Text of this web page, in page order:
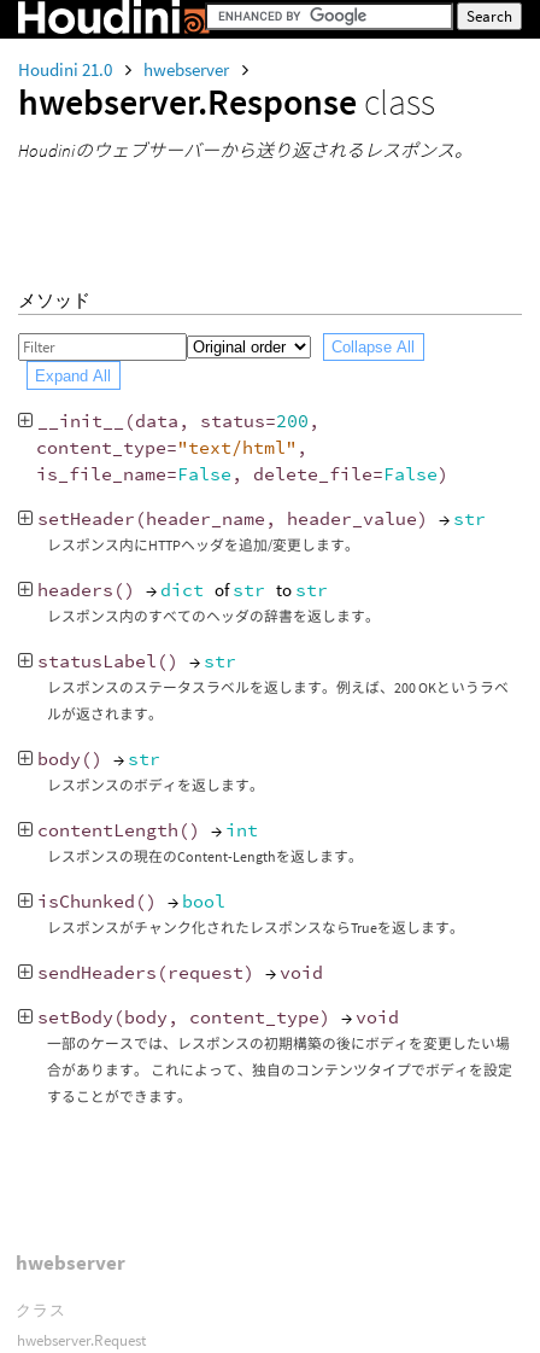
Houdini 21.0 hwebserver
hwebserver.Response class
Houdiniのウェブサーバーから送り返されるレスポンス。
メソッド
Collapse All
Expand All
__init__ (data , status=200 ,
content_type="text/html" ,
is_file_name=False , delete_file=False)
setHeader (header_name , header_value) → str
レスポンス内にHTTPヘッダを追加/変更します。
headers () → dict ofstr to str
レスポンス内のすべてのヘッダの辞書を返します。
statusLabel () → str
レスポンスのステータスラベルを返します。例えば、200 OKというラベ
ルが返されます。
body () → str
レスポンスのボディを返します。
contentLength () → int
レスポンスの現在のContent-Lengthを返します。
isChunked () → bool
レスポンスがチャンク化されたレスポンスならTrueを返します。
sendHeaders ( request) → void
setBody (body , content_type) → void
一部のケースでは、レスポンスの初期構築の後にボディを変更したい場
合があります。 これによって、独自のコンテンツタイプでボディを設定
することができます。
hwebserver
クラス
hwebserver.Request